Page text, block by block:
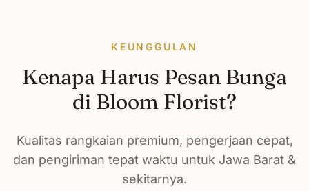
KEUNGGULAN
Kenapa Harus Pesan Bunga
di Bloom Florist?
Kualitas rangkaian premium, pengerjaan cepat,
dan pengiriman tepat waktu untuk Jawa Barat &
sekitarnya.